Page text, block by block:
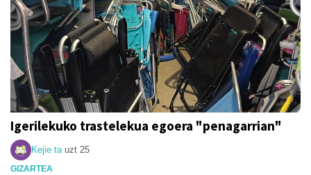
Igerilekuko trastelekua egoera "penagarrian"
Kejie ta uzt 25
GIZARTEA